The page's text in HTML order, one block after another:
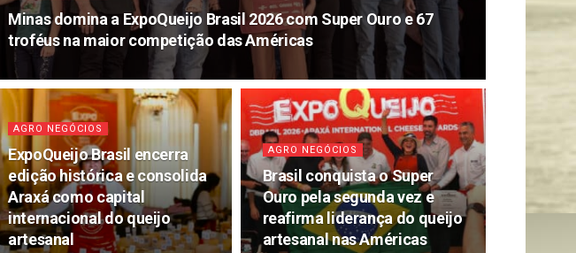
Minas domina a ExpoQueijo Brasil 2026 com Super Ouro e 67
troféus na maior competição das Américas
AGRO NEGÓCIOS
ExpoQueijo Brasil encerra
edição histórica e consolida
Araxá como capital
internacional do queijo
artesanal
AGRO NEGÓCIOS
Brasil conquista o Super
Ouro pela segunda vez e
reafirma liderança do queijo
artesanal nas Américas